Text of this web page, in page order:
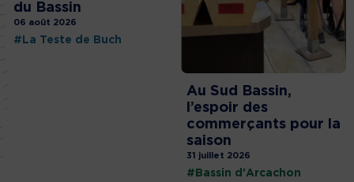
du Bassin
06 août 2026
#La Teste de Buch
Au Sud Bassin,
l’espoir des
commerçants pour la
saison
31 juillet 2026
#Bassin d'Arcachon